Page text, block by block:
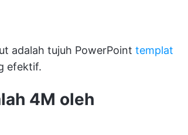
adalah tujuh PowerPoint templat
efektif.
4M oleh